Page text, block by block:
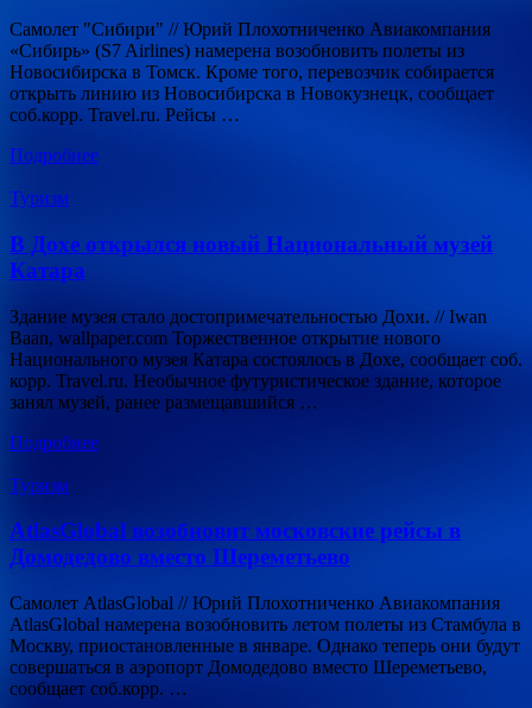
Самолет "Сибири" // Юрий Плохотниченко Авиакомпания
«Сибирь» (S7 Airlines) намерена возобновить полеты из
Новосибирска в Томск. Кроме того, перевозчик собирается
открыть линию из Новосибирска в Новокузнецк, сообщает
соб.корр. Travel.ru. Рейсы …
Подробнее
Туризм
В Дохе открылся новый Национальный музей
Катара
Здание музея стало достопримечательностью Дохи. // Iwan
Baan, wallpaper.com Торжественное открытие нового
Национального музея Катара состоялось в Дохе, сообщает соб.
корр. Travel.ru. Необычное футуристическое здание, которое
занял музей, ранее размещавшийся …
Подробнее
Туризм
AtlasGlobal возобновит московские рейсы в
Домодедово вместо Шереметьево
Самолет AtlasGlobal // Юрий Плохотниченко Авиакомпания
AtlasGlobal намерена возобновить летом полеты из Стамбула в
Москву, приостановленные в январе. Однако теперь они будут
совершаться в аэропорт Домодедово вместо Шереметьево,
сообщает соб.корр. …